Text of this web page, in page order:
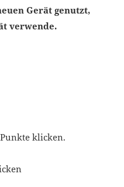
Gerät genutzt,
verwende.
klicken.